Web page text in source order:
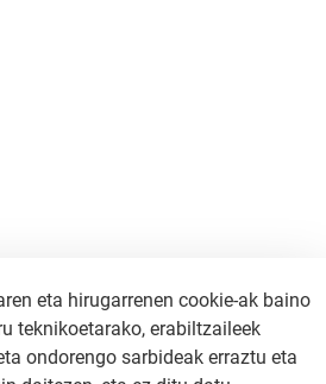
eta hirugarrenen cookie-ak baino
teknikoetarako, erabiltzaileek
ondorengo sarbideak erraztu eta